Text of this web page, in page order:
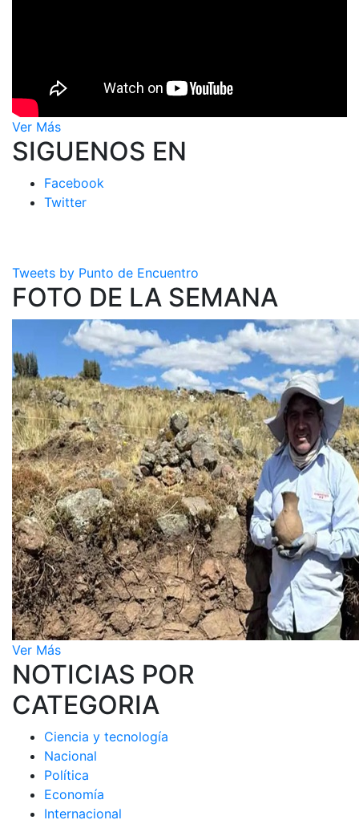
Ver Más
SIGUENOS EN
Facebook
Twitter
Tweets by Punto de Encuentro
FOTO DE LA SEMANA
Ver Más
NOTICIAS POR
CATEGORIA
Ciencia y tecnología
Nacional
Política
Economía
Internacional